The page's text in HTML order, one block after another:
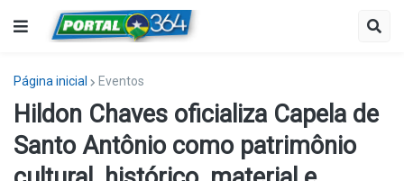
Página inicial Eventos
Hildon Chaves oficializa Capela de
Santo Antônio como patrimônio